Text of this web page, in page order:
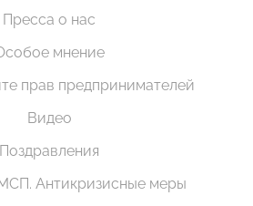
Пресса о нас
мнение
прав предпринимателей
Видео
Поздравления
Антикризисные меры